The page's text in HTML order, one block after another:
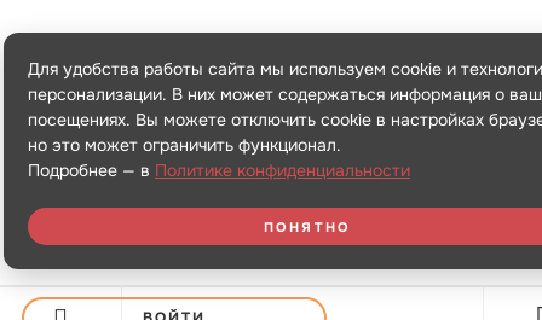
Для удобства работы сайта мы используем cookie и
персонализации. В них может содержаться информация о
посещениях. Вы можете отключить cookie в настройках
но это может ограничить функционал.
Подробнее — в Политике конфиденциальности
ПОНЯТНО